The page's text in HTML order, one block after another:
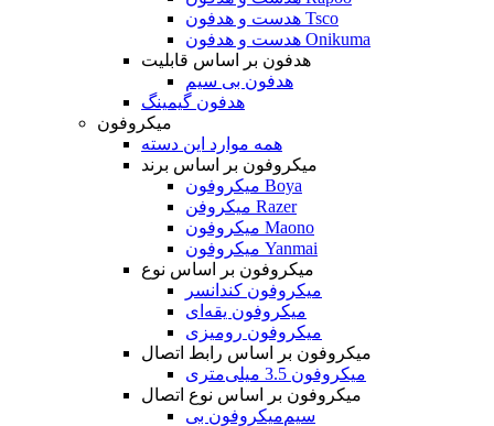
هدست و هدفون Tsco
هدست و هدفون Onikuma
هدفون بر اساس قابلیت
هدفون بی سیم
هدفون گیمینگ
میکروفون
همه موارد این دسته
میکروفون بر اساس برند
میکروفون Boya
میکروفن Razer
میکروفون Maono
میکروفون Yanmai
میکروفون بر اساس نوع
میکروفون کندانسر
میکروفون یقه‌ای
میکروفون رومیزی
میکروفون بر اساس رابط اتصال
میکروفون 3.5 میلی‌متری
میکروفون بر اساس نوع اتصال
میکروفون بی‌‎سیم